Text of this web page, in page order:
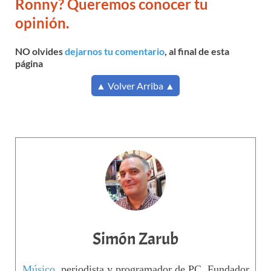
Ronny? Queremos conocer tu
opinión.
NO olvidesdejarnos tu comentario , al final de esta
página
▲ Volver Arriba ▲
Simón Zarub